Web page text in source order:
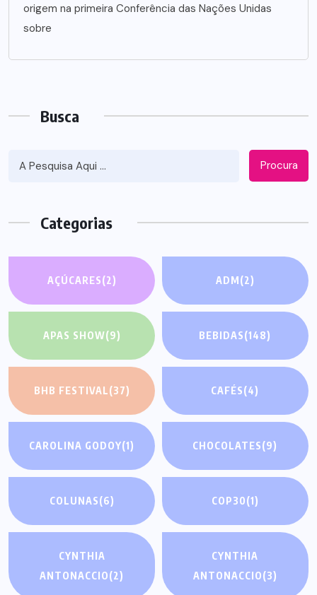
origem na primeira Conferência das Nações Unidas
sobre
Busca
Procura
Categorias
AÇÚCARES(2) ADM(2)
APAS SHOW(9) BEBIDAS(148)
BHB FESTIVAL(37) CAFÉS(4)
CAROLINA GODOY(1) CHOCOLATES(9)
COLUNAS(6) COP30(1)
CYNTHIA
ANTONACCIO(2)
CYNTHIA
ANTONACCIO(3)